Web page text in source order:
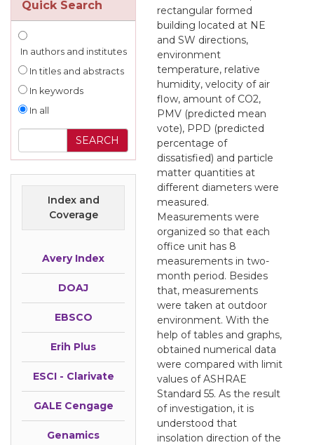
Quick Search
In authors and institutes
In titles and abstracts
In keywords
In all
Index and
Coverage
Avery Index
DOAJ
EBSCO
Erih Plus
ESCI - Clarivate
GALE Cengage
Genamics
rectangular formed
building located at NE
and SW directions,
environment
temperature, relative
humidity, velocity of air
flow, amount of CO2,
PMV (predicted mean
vote), PPD (predicted
percentage of
dissatisfied) and particle
matter quantities at
different diameters were
measured.
Measurements were
organized so that each
office unit has 8
measurements in two-
month period. Besides
that, measurements
were taken at outdoor
environment. With the
help of tables and graphs,
obtained numerical data
were compared with limit
values of ASHRAE
Standard 55. As the result
of investigation, it is
understood that
insolation direction of the